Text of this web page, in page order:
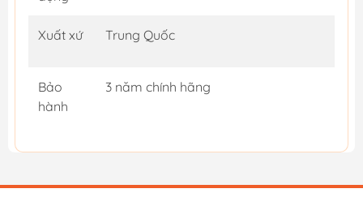
Xuất xứ Trung Quốc
Bảo
hành
3 năm chính hãng